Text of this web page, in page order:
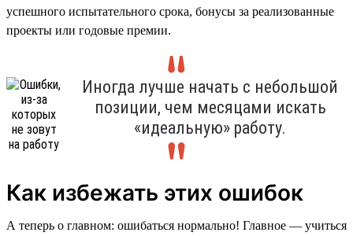
успешного испытательного срока, бонусы за реализованные
проекты или годовые премии.
Иногда лучше начать с небольшой
позиции, чем месяцами искать
«идеальную» работу.
Как избежать этих ошибок
А теперь о главном: ошибаться нормально! Главное — учиться